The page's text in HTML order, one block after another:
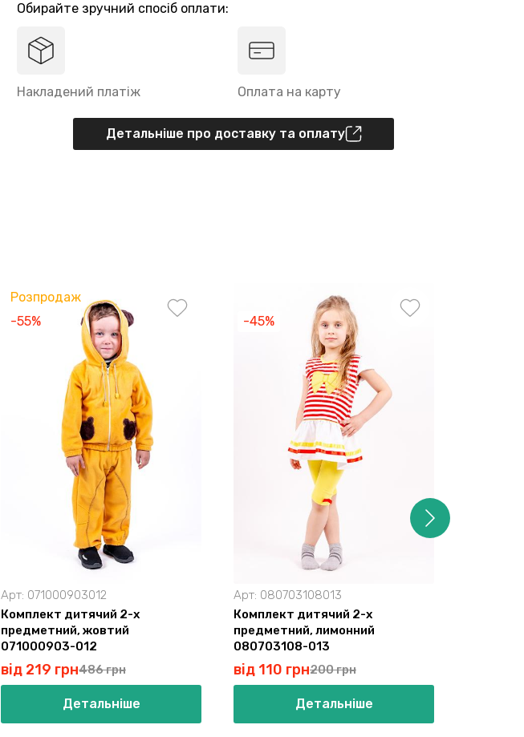
Обирайте зручний спосіб оплати:
Накладений платіж Оплата на карту
Детальніше про доставку та оплату
Розпродаж
-55%
Арт: 071000903012
Комплект дитячий 2-х
предметний, жовтий
071000903-012
від 219 грн486 грн
Детальніше
-45%
Арт: 080703108013
Комплект дитячий 2-х
предметний, лимонний
080703108-013
від 110 грн200 грн
Детальніше